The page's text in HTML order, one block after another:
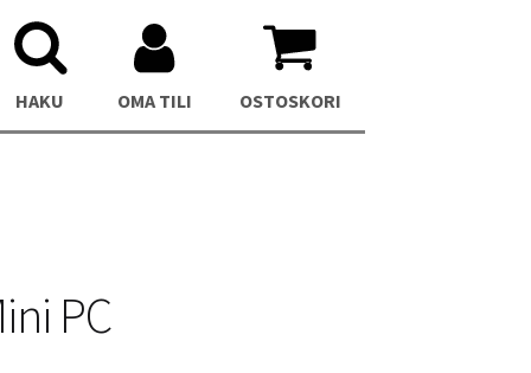
OSTOSKORI
OMA TILI
HAKU
PC